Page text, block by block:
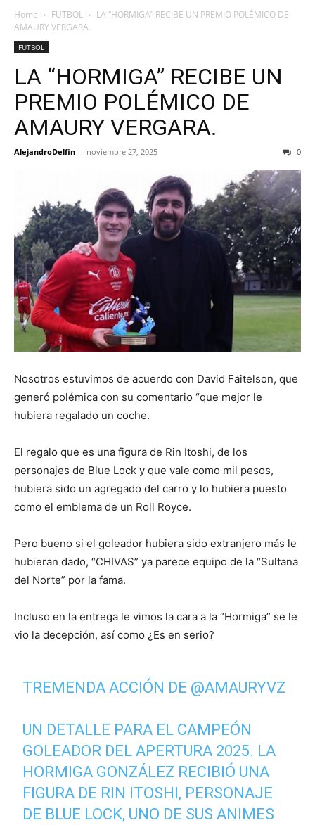
Home FUTBOL
LA “HORMIGA” RECIBE UN PREMIO POLÉMICO DE
AMAURY VERGARA.
FUTBOL
LA “HORMIGA” RECIBE UN
PREMIO POLÉMICO DE
AMAURY VERGARA.
AlejandroDelfin - noviembre 27, 2025 0
Nosotros estuvimos de acuerdo con David Faitelson, que
generó polémica con su comentario “que mejor le
hubiera regalado un coche.
El regalo que es una figura de Rin Itoshi, de los
personajes de Blue Lock y que vale como mil pesos,
hubiera sido un agregado del carro y lo hubiera puesto
como el emblema de un Roll Royce.
Pero bueno si el goleador hubiera sido extranjero más le
hubieran dado, “CHIVAS” ya parece equipo de la “Sultana
del Norte” por la fama.
Incluso en la entrega le vimos la cara a la “Hormiga” se le
vio la decepción, así como ¿Es en serio?
TREMENDA ACCIÓN DE @AMAURYVZ
UN DETALLE PARA EL CAMPEÓN
GOLEADOR DEL APERTURA 2025. LA
HORMIGA GONZÁLEZ RECIBIÓ UNA
FIGURA DE RIN ITOSHI, PERSONAJE
DE BLUE LOCK, UNO DE SUS ANIMES